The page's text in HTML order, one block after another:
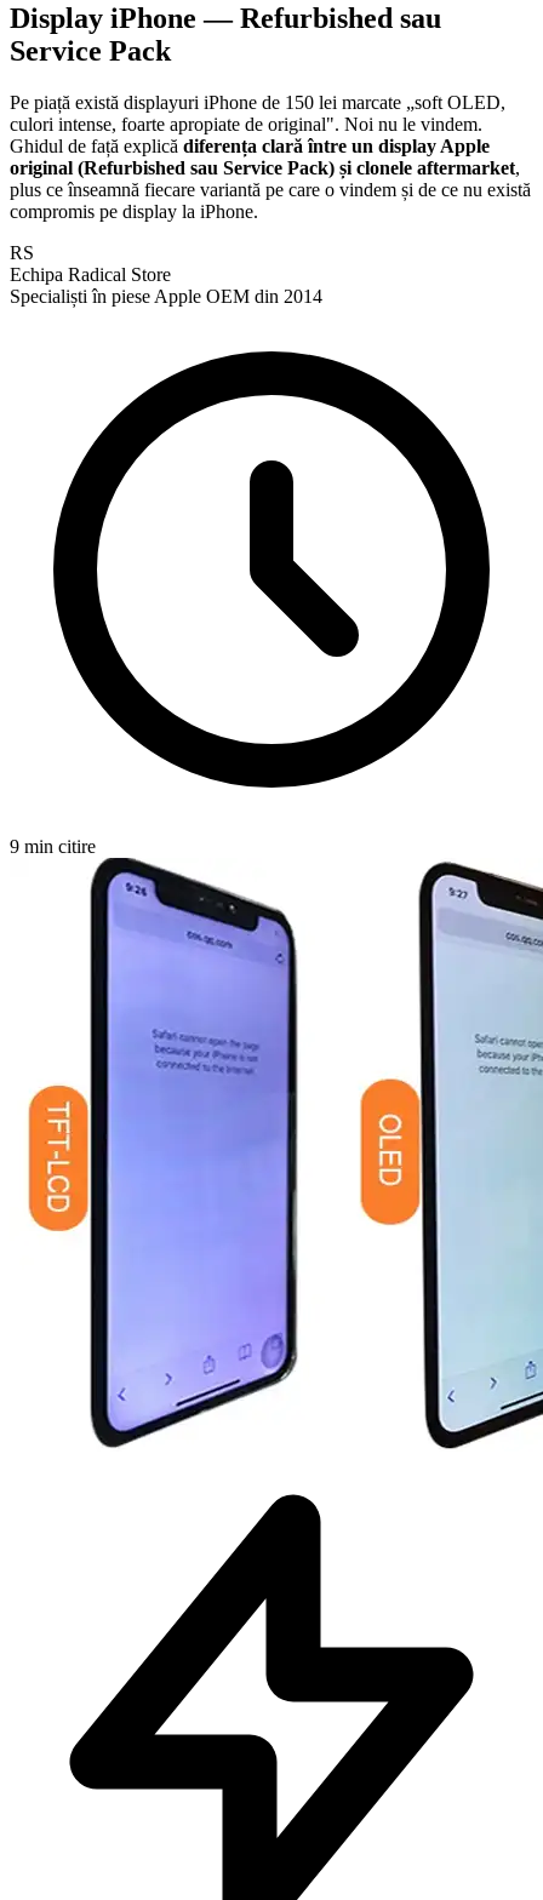
Display iPhone —Refurbished sau
Service Pack
Pe piață există displayuri iPhone de 150 lei marcate „soft OLED,
culori intense, foarte apropiate de original". Noi nu le vindem.
Ghidul de față explică diferența clară între un display Apple
original (Refurbished sau Service Pack) și clonele aftermarket,
plus ce înseamnă fiecare variantă pe care o vindem și de ce nu există
compromis pe display la iPhone.
RS
Echipa Radical Store
Specialiști în piese Apple OEM din 2014
9 min citire